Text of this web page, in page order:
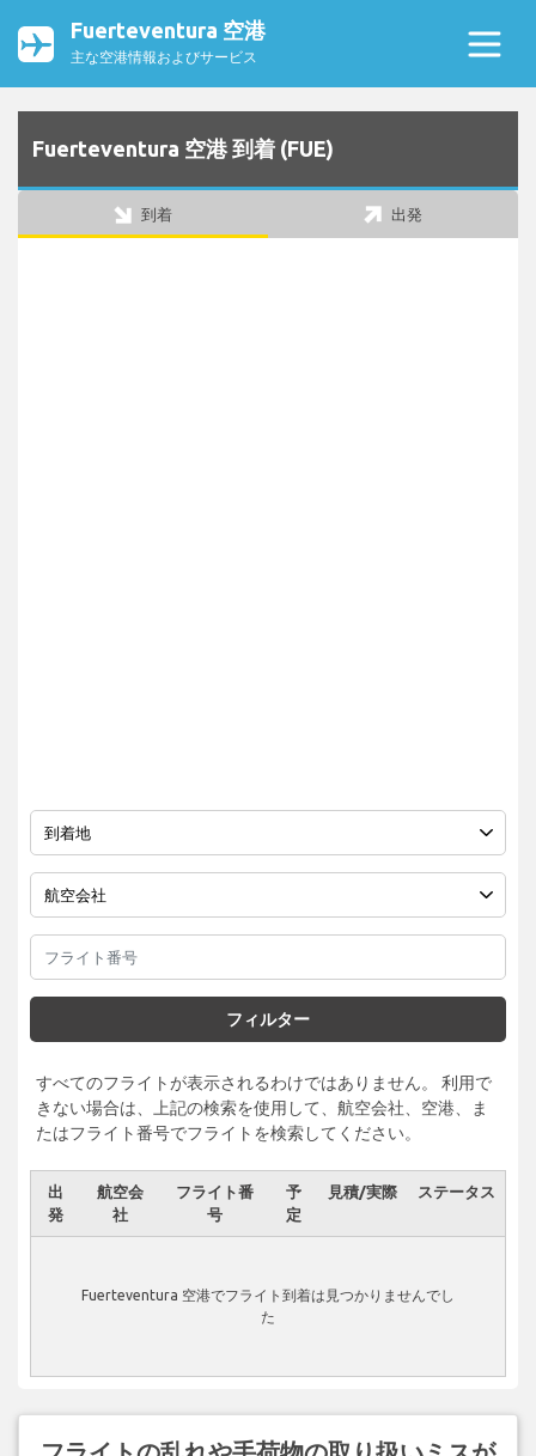
Fuerteventura 空港
主な空港情報およびサービス
Fuerteventura 空港 到着 (FUE)
到着 出発
フィルター
すべてのフライトが表示されるわけではありません。 利用で
きない場合は、上記の検索を使用して、航空会社、空港、ま
たはフライト番号でフライトを検索してください。
出
発
航空会
社
フライト番
号
予
定
見積/実際 ステータス
Fuerteventura 空港でフライト到着は見つかりませんでし
た